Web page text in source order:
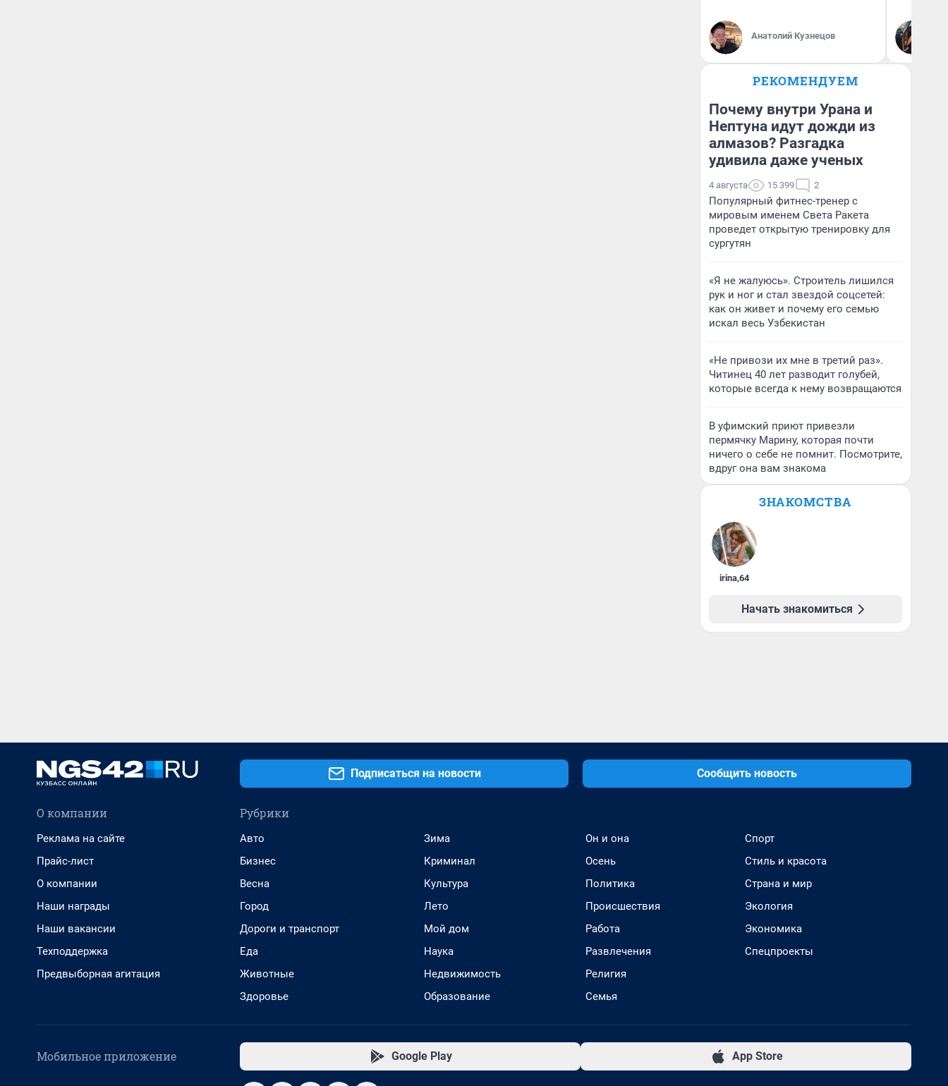
Анатолий Кузнецов
РЕКОМЕНДУЕМ
Почему внутри Урана и
Нептуна идут дожди из
алмазов? Разгадка
удивила даже ученых
4 августа 15 399 2
Популярный фитнес-тренер с
мировым именем Света Ракета
проведет открытую тренировку для
сургутян
«Я не жалуюсь». Строитель лишился
рук и ног и стал звездой соцсетей:
как он живет и почему его семью
искал весь Узбекистан
«Не привози их мне в третий раз».
Читинец 40 лет разводит голубей,
которые всегда к нему возвращаются
В уфимский приют привезли
пермячку Марину, которая почти
ничего о себе не помнит. Посмотрите,
вдруг она вам знакома
ЗНАКОМСТВА
irina,64
Начать знакомиться
Подписаться на новости Сообщить новость
О компании
Реклама на сайте
Прайс-лист
О компании
Наши награды
Наши вакансии
Техподдержка
Предвыборная агитация
Рубрики
Авто
Бизнес
Весна
Город
Дороги и транспорт
Еда
Животные
Здоровье
Зима
Криминал
Культура
Лето
Мой дом
Наука
Недвижимость
Образование
Он и она
Осень
Политика
Происшествия
Работа
Развлечения
Религия
Семья
Спорт
Стиль и красота
Страна и мир
Экология
Экономика
Спецпроекты
Мобильное приложение Google Play App Store